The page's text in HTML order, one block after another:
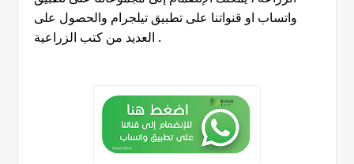
واتساب او قنواتنا على تطبيق تيلجرام والحصول على
.